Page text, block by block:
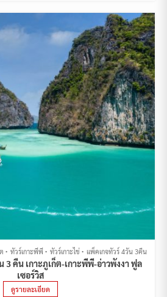
ทัวร์เกาะพีพี ทัวร์เกาะไข่ แพ็คเกจทัวร์ 4วัน 3คืน
3 คืน เกาะภูเก็ต-เกาะพีพี-อ่าวพังงา ฟูล
เซอร์วิส
ดูรายละเอียด